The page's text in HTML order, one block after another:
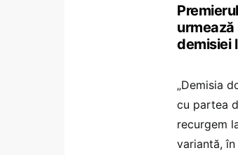
demisiei
„Demisia
cu partea
recurgem
variantă,